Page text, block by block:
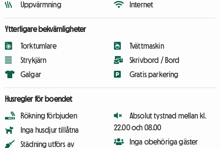
Uppvärmning
Internet
Ytterligare bekvämligheter
Torktumlare
Strykjärn
Galgar
Tvättmaskin
Skrivbord / Bord
Gratis parkering
Husregler för boendet
Rökning förbjuden
Inga husdjur tillåtna
Städning utförs av
Absolut tystnad mellan kl.
22.00 och 08.00
Inga obehöriga gäster